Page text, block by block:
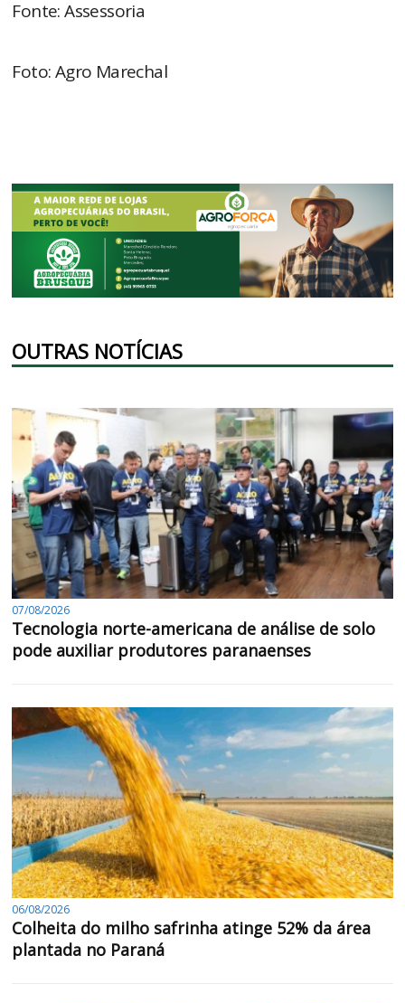
Fonte: Assessoria
Foto: Agro Marechal
OUTRAS NOTÍCIAS
07/08/2026
Tecnologia norte-americana de análise de solo
pode auxiliar produtores paranaenses
06/08/2026
Colheita do milho safrinha atinge 52% da área
plantada no Paraná